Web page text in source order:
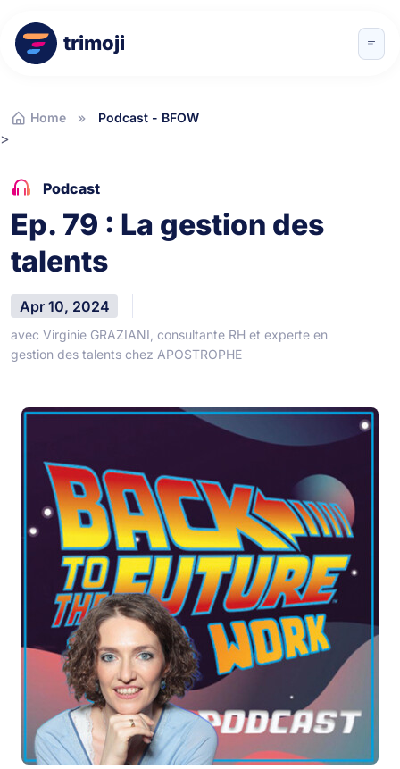
trimoji
Home Podcast - BFOW
>
Podcast
Ep. 79 : La gestion des
talents
Apr 10, 2024
avec Virginie GRAZIANI, consultante RH et experte en
gestion des talents chez APOSTROPHE